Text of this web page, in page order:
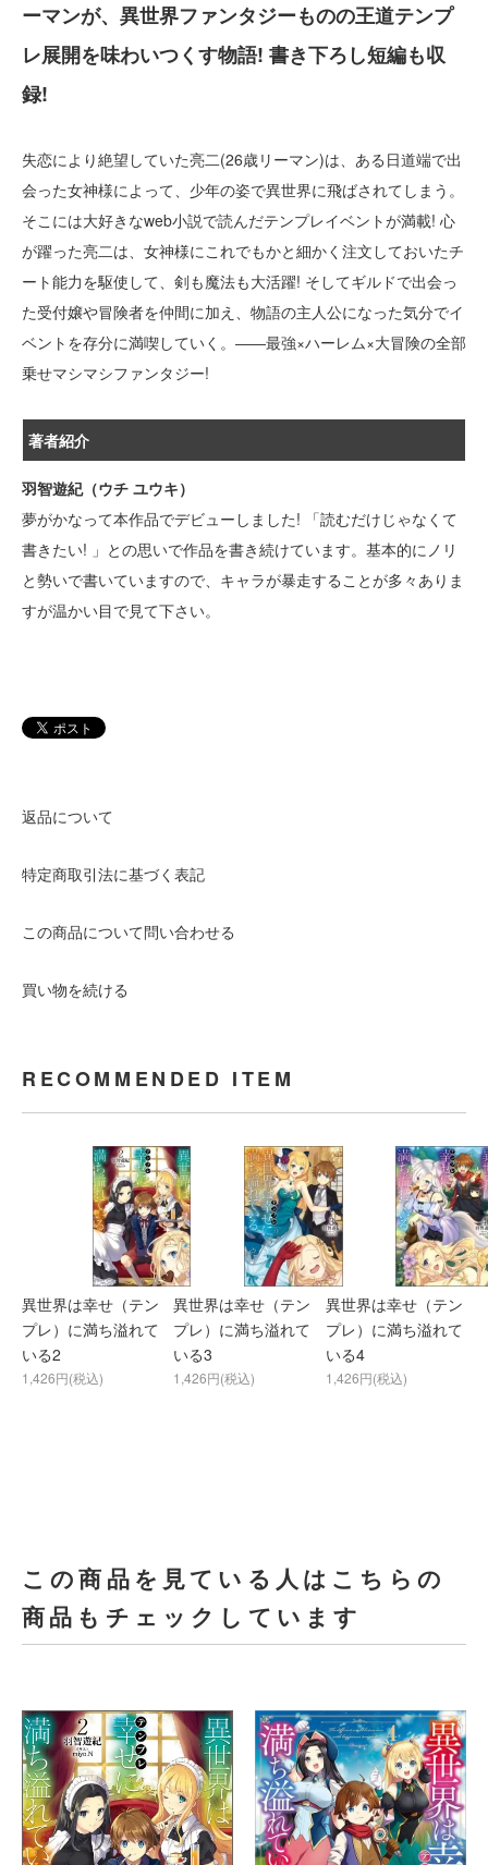
ーマンが、異世界ファンタジーものの王道テンプ
レ展開を味わいつくす物語! 書き下ろし短編も収
録!
失恋により絶望していた亮二(26歳リーマン)は、ある日道端で出
会った女神様によって、少年の姿で異世界に飛ばされてしまう。
そこには大好きなweb小説で読んだテンプレイベントが満載! 心
が躍った亮二は、女神様にこれでもかと細かく注文しておいたチ
ート能力を駆使して、剣も魔法も大活躍! そしてギルドで出会っ
た受付嬢や冒険者を仲間に加え、物語の主人公になった気分でイ
ベントを存分に満喫していく。――最強×ハーレム×大冒険の全部
乗せマシマシファンタジー!
著者紹介
羽智遊紀（ウチ ユウキ）
夢がかなって本作品でデビューしました! 「読むだけじゃなくて
書きたい! 」との思いで作品を書き続けています。基本的にノリ
と勢いで書いていますので、キャラが暴走することが多々ありま
すが温かい目で見て下さい。
返品について
特定商取引法に基づく表記
この商品について問い合わせる
買い物を続ける
RECOMMENDED ITEM
異世界は幸せ（テン
プレ）に満ち溢れて
いる2
1,426円(税込)
異世界は幸せ（テン
プレ）に満ち溢れて
いる3
1,426円(税込)
異世界は幸せ（テン
プレ）に満ち溢れて
いる4
1,426円(税込)
この商品を見ている人はこちらの
商品もチェックしています